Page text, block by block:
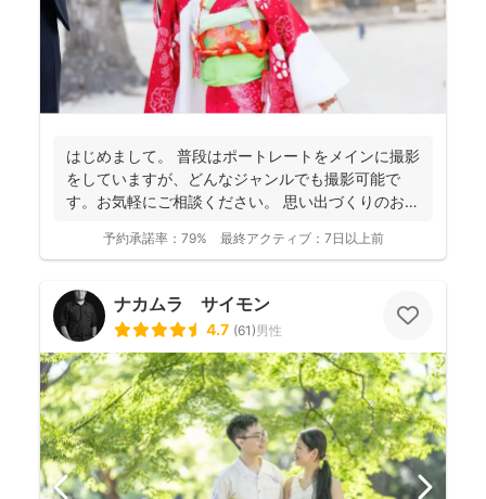
はじめまして。 普段はポートレートをメインに撮影
をしていますが、どんなジャンルでも撮影可能で
す。お気軽にご相談ください。 思い出づくりのお手
予約承諾率： 79% 最終アクティブ： 7日以上前
ナカムラ サイモン
4.7 (61)男性